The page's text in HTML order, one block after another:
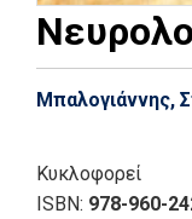
Μπαλογιάννης,
Κυκλοφορεί
ISBN: 978-960-